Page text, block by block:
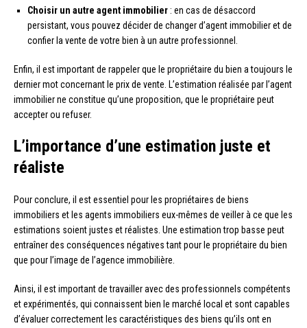
Choisir un autre agent immobilier : en cas de désaccord
persistant, vous pouvez décider de changer d’agent immobilier et de
confier la vente de votre bien à un autre professionnel.
Enfin, il est important de rappeler que le propriétaire du bien a toujours le
dernier mot concernant le prix de vente. L’estimation réalisée par l’agent
immobilier ne constitue qu’une proposition, que le propriétaire peut
accepter ou refuser.
L’importance d’une estimation juste et
réaliste
Pour conclure, il est essentiel pour les propriétaires de biens
immobiliers et les agents immobiliers eux-mêmes de veiller à ce que les
estimations soient justes et réalistes. Une estimation trop basse peut
entraîner des conséquences négatives tant pour le propriétaire du bien
que pour l’image de l’agence immobilière.
Ainsi, il est important de travailler avec des professionnels compétents
et expérimentés, qui connaissent bien le marché local et sont capables
d’évaluer correctement les caractéristiques des biens qu’ils ont en